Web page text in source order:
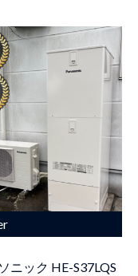
ニック HE-S37LQS